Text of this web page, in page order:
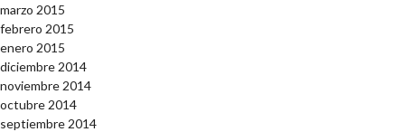
marzo 2015
febrero 2015
enero 2015
diciembre 2014
noviembre 2014
octubre 2014
septiembre 2014